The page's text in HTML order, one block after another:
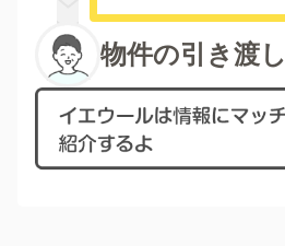
物件の引き渡し